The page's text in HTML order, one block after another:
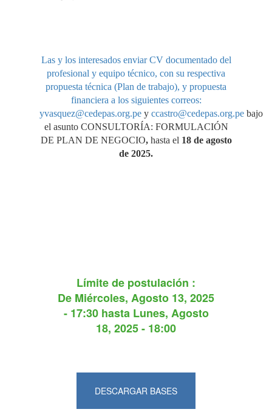
Las y los interesados enviar CV documentado del
profesional y equipo técnico, con su respectiva
propuesta técnica (Plan de trabajo), y propuesta
financiera a los siguientes correos:
yvasquez@cedepas.org.pe y ccastro@cedepas.org.pe bajo
el asunto CONSULTORÍA: FORMULACIÓN
DE PLAN DE NEGOCIO, hasta el 18 de agosto
de 2025.
Límite de postulación :
De Miércoles, Agosto 13, 2025
- 17:30hasta Lunes, Agosto
18, 2025 - 18:00
DESCARGAR BASES